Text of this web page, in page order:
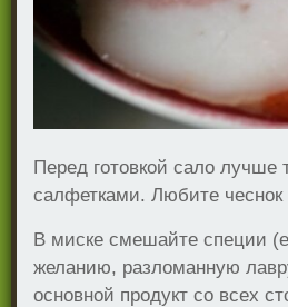
Перед готовкой сало
салфетками. Любите
В миске смешайте специи
желанию, разломанную
основной продукт со всех